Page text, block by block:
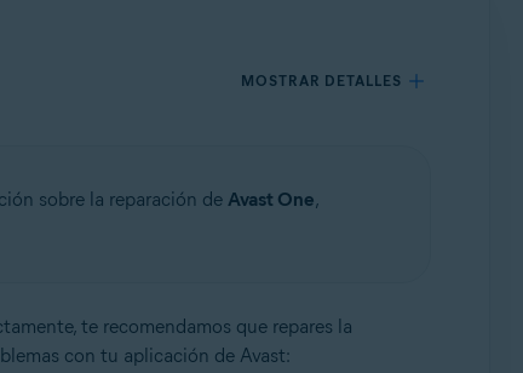
MOSTRAR DETALLES
sobre la reparación de Avast One,
te recomendamos que repares la
con tu aplicación de Avast: